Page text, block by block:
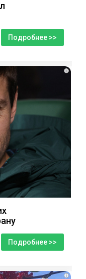
Подробнее >>
i
Подробнее >>
i